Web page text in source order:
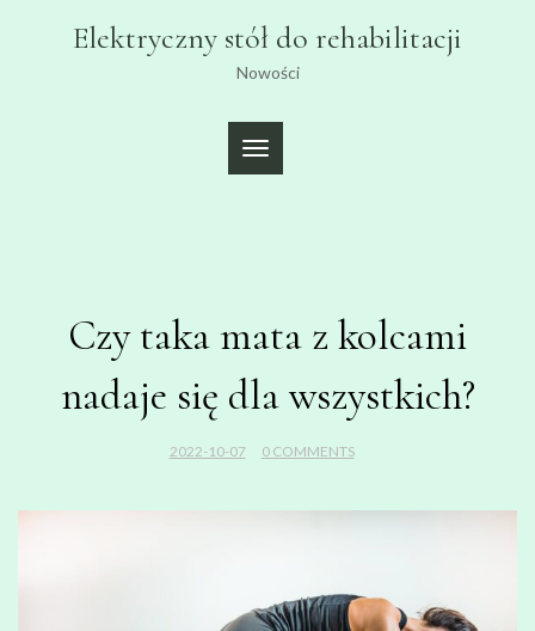
Elektryczny stół do rehabilitacji
Nowości
TOGGLE
NAVIGATION
Czy taka mata z kolcami
nadaje się dla wszystkich?
2022-10-07 0 COMMENTS